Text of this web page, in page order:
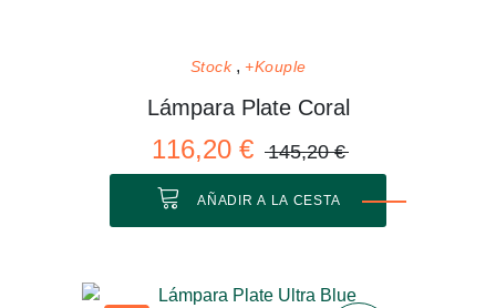
Stock +Kouple
Lámpara Plate Coral
116,20 € 145,20 €
AÑADIR A LA CESTA